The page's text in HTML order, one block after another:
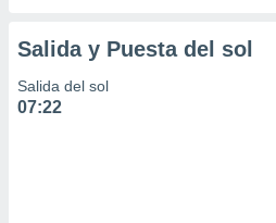
del
de
a través
Salida y Puesta del sol
Salida del sol
07:22